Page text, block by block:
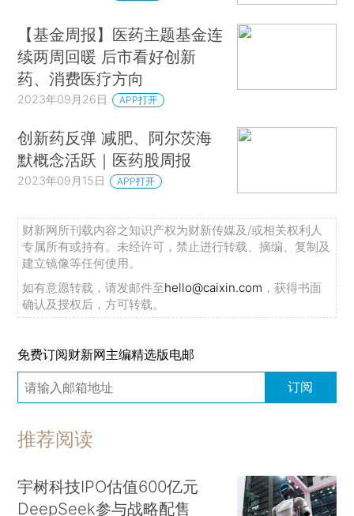
【基金周报】医药主题基金连
续两周回暖 后市看好创新
药、消费医疗方向
2023年09月26日 APP打开
创新药反弹 减肥、阿尔茨海
默概念活跃｜医药股周报
2023年09月15日 APP打开
财新网所刊载内容之知识产权为财新传媒及/或相关权利人
专属所有或持有。未经许可，禁止进行转载、摘编、复制及
建立镜像等任何使用。
如有意愿转载，请发邮件至hello@caixin.com ，获得书面
确认及授权后，方可转载。
免费订阅财新网主编精选版电邮
订阅
推荐阅读
宇树科技IPO估值600亿元
DeepSeek参与战略配售